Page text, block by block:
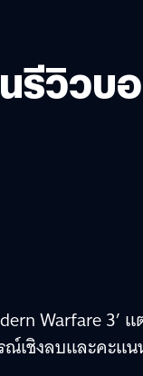
รีวิว
Warfare 3’
ณ์เชิงลบและคะแ